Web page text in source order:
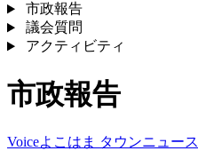
市政報告
議会質問
アクティビティ
市政報告
Voiceよこはま タウンニュース